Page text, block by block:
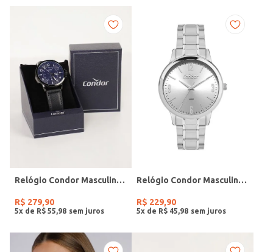
Relógio Condor Masculino PRETO
R$ 279,90
5x de R$ 55 98
Relógio Condor Masculino PRATA
R$ 229,90
5x de R$ 45 98